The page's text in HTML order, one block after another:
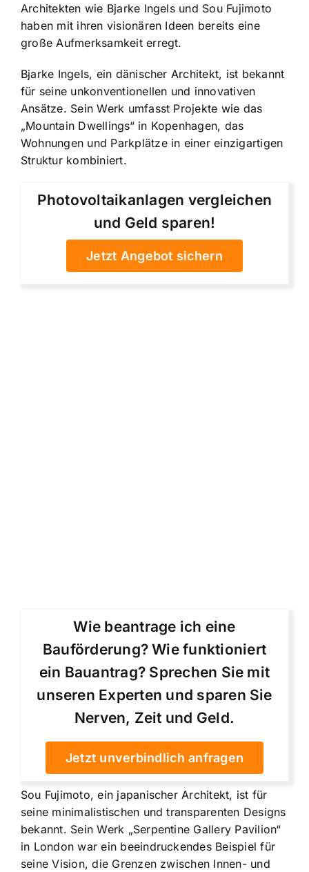
Architekten wie Bjarke Ingels und Sou Fujimoto
haben mit ihren visionären Ideen bereits eine
große Aufmerksamkeit erregt.
Bjarke Ingels, ein dänischer Architekt, ist bekannt
für seine unkonventionellen und innovativen
Ansätze. Sein Werk umfasst Projekte wie das
„Mountain Dwellings“ in Kopenhagen, das
Wohnungen und Parkplätze in einer einzigartigen
Struktur kombiniert.
Photovoltaikanlagen vergleichen
und Geld sparen!
Jetzt Angebot sichern
Wie beantrage ich eine
Bauförderung? Wie funktioniert
ein Bauantrag? Sprechen Sie mit
unseren Experten und sparen Sie
Nerven, Zeit und Geld.
Jetzt unverbindlich anfragen
Sou Fujimoto, ein japanischer Architekt, ist für
seine minimalistischen und transparenten Designs
bekannt. Sein Werk „Serpentine Gallery Pavilion“
in London war ein beeindruckendes Beispiel für
seine Vision, die Grenzen zwischen Innen- und